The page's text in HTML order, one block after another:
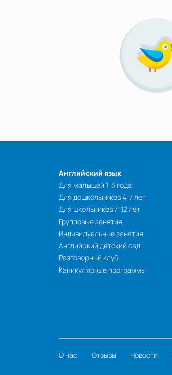
Английский язык
Для малышей 1-3 года
Для дошкольников 4-7 лет
Для школьников 7-12 лет
Групповые занятия
Индивидуальные занятия
Английский детский сад
Разговорный клуб
Каникулярные программы
О нас Отзывы Новости